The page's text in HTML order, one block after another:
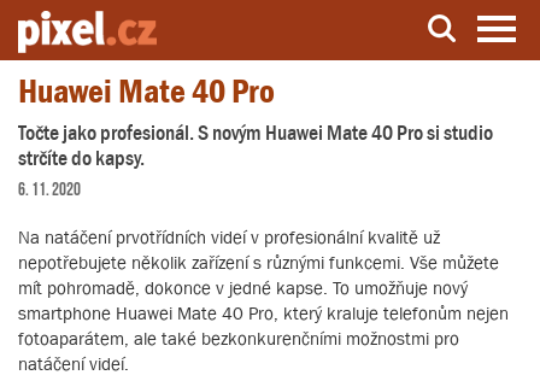
Server o natáčení a zpracování videa
Huawei Mate 40 Pro
Točte jako profesionál. S novým Huawei Mate 40 Pro si studio
strčíte do kapsy.
6. 11. 2020
Na natáčení prvotřídních videí v profesionální kvalitě už
nepotřebujete několik zařízení s různými funkcemi. Vše můžete
mít pohromadě, dokonce v jedné kapse. To umožňuje nový
smartphone Huawei Mate 40 Pro, který kraluje telefonům nejen
fotoaparátem, ale také bezkonkurenčními možnostmi pro
natáčení videí.